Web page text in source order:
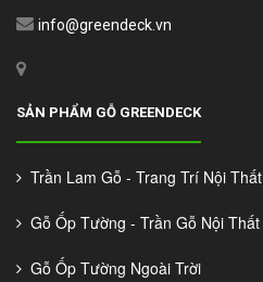
info@greendeck.vn
SẢN PHẨM GỖ GREENDECK
Trần Lam Gỗ - Trang Trí Nội Thất
Gỗ Ốp Tường - Trần Gỗ Nội Thất
Gỗ Ốp Tường Ngoài Trời